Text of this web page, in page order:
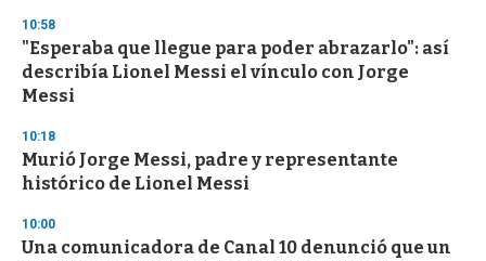
d
s
10:58
"Esperaba que llegue para poder abrazarlo": así
describía Lionel Messi el vínculo con Jorge
Messi
10:18
Murió Jorge Messi, padre y representante
histórico de Lionel Messi
10:00
Una comunicadora de Canal 10 denunció que un